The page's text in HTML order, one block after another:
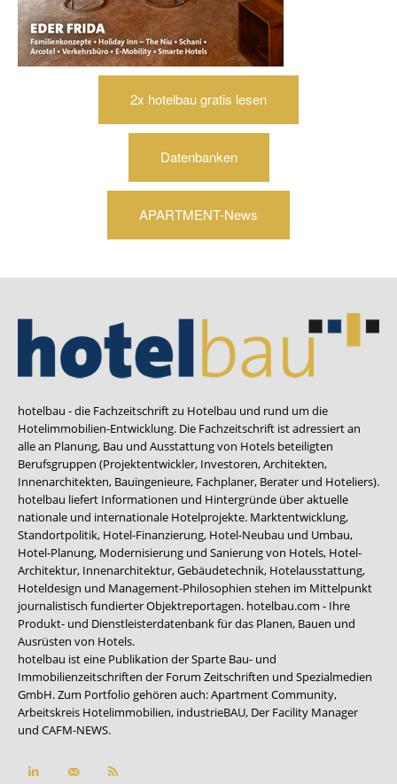
2x hotelbau gratis lesen
Datenbanken
APARTMENT-News
hotelbau - die Fachzeitschrift zu Hotelbau und rund um die
Hotelimmobilien-Entwicklung. Die Fachzeitschrift ist adressiert an
alle an Planung, Bau und Ausstattung von Hotels beteiligten
Berufsgruppen (Projektentwickler, Investoren, Architekten,
Innenarchitekten, Bauingenieure, Fachplaner, Berater und Hoteliers).
hotelbau liefert Informationen und Hintergründe über aktuelle
nationale und internationale Hotelprojekte. Marktentwicklung,
Standortpolitik, Hotel-Finanzierung, Hotel-Neubau und Umbau,
Hotel-Planung, Modernisierung und Sanierung von Hotels, Hotel-
Architektur, Innenarchitektur, Gebäudetechnik, Hotelausstattung,
Hoteldesign und Management-Philosophien stehen im Mittelpunkt
journalistisch fundierter Objektreportagen. hotelbau.com - Ihre
Produkt- und Dienstleisterdatenbank für das Planen, Bauen und
Ausrüsten von Hotels.
hotelbau ist eine Publikation der Sparte Bau- und
Immobilienzeitschriften der Forum Zeitschriften und Spezialmedien
GmbH. Zum Portfolio gehören auch:Apartment Community,
Arbeitskreis Hotelimmobilien, industrieBAU, Der Facility Manager
und CAFM-NEWS.